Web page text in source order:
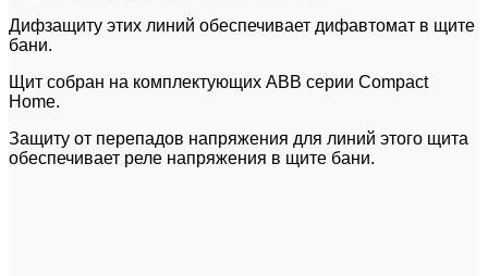
Дифзащиту этих линий обеспечивает дифавтомат в щите
бани.
Щит собран на комплектующих ABB серии Compact
Home.
Защиту от перепадов напряжения для линий этого щита
обеспечивает реле напряжения в щите бани.